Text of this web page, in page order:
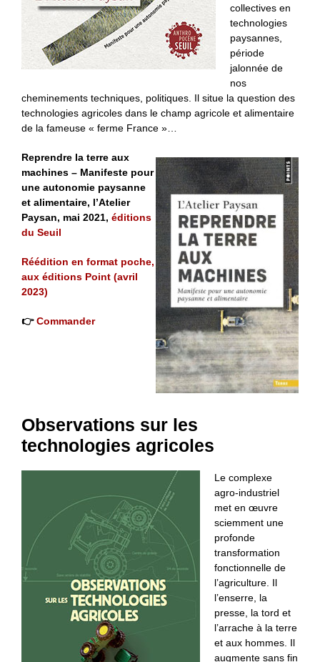
collectives en
technologies
paysannes,
période
jalonnée de
nos
cheminements techniques, politiques. Il situe la question des
technologies agricoles dans le champ agricole et alimentaire
de la fameuse « ferme France »…
Reprendre la terre aux
machines – Manifeste pour
une autonomie paysanne
et alimentaire, l’Atelier
Paysan, mai 2021, éditions
du Seuil
Réédition en format poche,
aux éditions Point (avril
2023)
👉Commander
Observations sur les
technologies agricoles
Le complexe
agro-industriel
met en œuvre
sciemment une
profonde
transformation
fonctionnelle de
l’agriculture. Il
l’enserre, la
presse, la tord et
l’arrache à la terre
et aux hommes. Il
augmente sans fin